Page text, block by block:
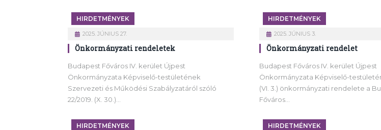
HIRDETMÉNYEK
2025. JÚNIUS 27.
Önkormányzati rendeletek
Budapest Főváros IV. kerület Újpest
Önkormányzata Képviselő-testületének
Szervezeti és Működési Szabályzatáról szóló
22/2019. (X. 30.)…
HIRDETMÉNYEK
2025. JÚNIUS 3.
Önkormányzati rendelet
Budapest Főváros IV. kerület Újpest
Önkormányzata Képviselő-
(VI. 3.) önkormányzati rendelete a
Főváros…
HIRDETMÉNYEK HIRDETMÉNYEK